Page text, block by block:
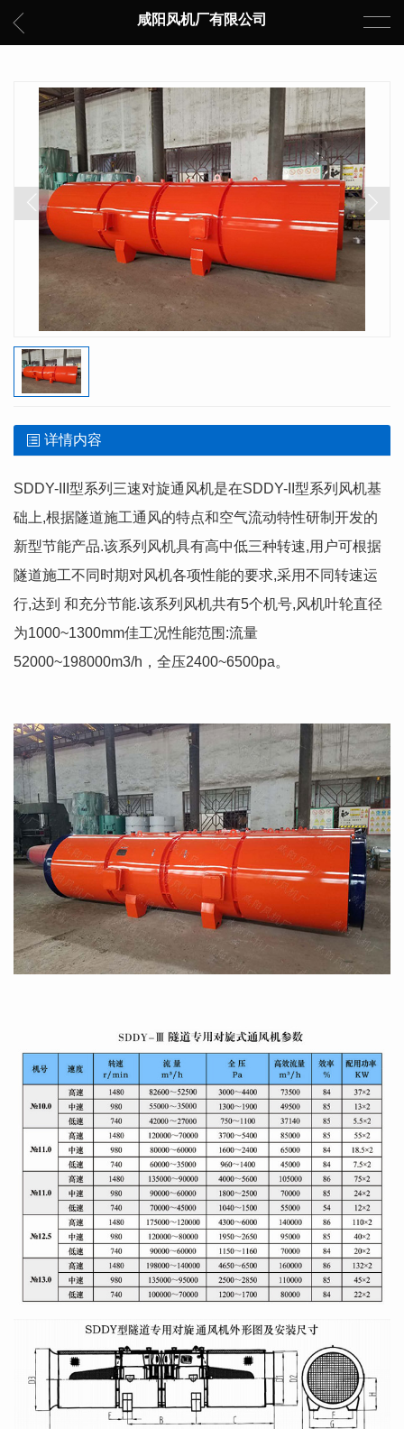
咸阳风机厂有限公司
详情内容
SDDY-III型系列三速对旋通风机是在SDDY-II型系列风机基
础上,根据隧道施工通风的特点和空气流动特性研制开发的
新型节能产品.该系列风机具有高中低三种转速,用户可根据
隧道施工不同时期对风机各项性能的要求,采用不同转速运
行,达到 和充分节能.该系列风机共有5个机号,风机叶轮直径
为1000~1300mm佳工况性能范围:流量
52000~198000m3/h，全压2400~6500pa。